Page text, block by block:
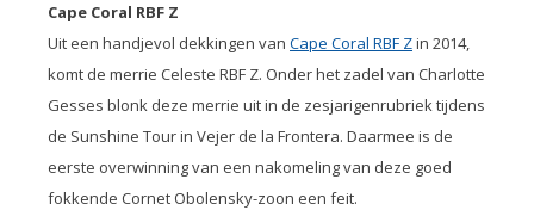
Cape Coral RBF Z
Uit een handjevol dekkingen van Cape Coral RBF Zin 2014,
komt de merrie Celeste RBF Z. Onder het zadel van Charlotte
Gesses blonk deze merrie uit in de zesjarigenrubriek tijdens
de Sunshine Tour in Vejer de la Frontera. Daarmee is de
eerste overwinning van een nakomeling van deze goed
fokkende Cornet Obolensky-zoon een feit.